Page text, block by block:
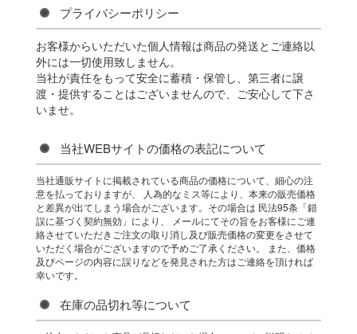
プライバシーポリシー
お客様からいただいた個人情報は商品の発送とご連絡以
外には一切使用致しません。
当社が責任をもって安全に蓄積・保管し、第三者に譲
渡・提供することはございませんので、ご安心して下さ
いませ。
当社WEBサイトの価格の表記について
当社通販サイトに掲載されている商品の価格について、細心の注
意を払っておりますが、 人為的なミス等により、本来の販売価格
と差異が出てしまう場合がございます。その場合は 民法95条「錯
誤に基づく契約無効」により、 メールにてその旨をお客様にご連
絡させていただきご注文の取り消し及び販売価格の変更をさせて
いただく場合がございますので予めご了承ください。 また、価格
及びページの内容に誤りなどを発見された方はご連絡を頂ければ
幸いです。
在庫の品切れ等について